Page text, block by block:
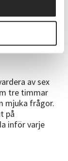
- oktober
av sex
tre timmar
mjuka frågor.
på
inför varje